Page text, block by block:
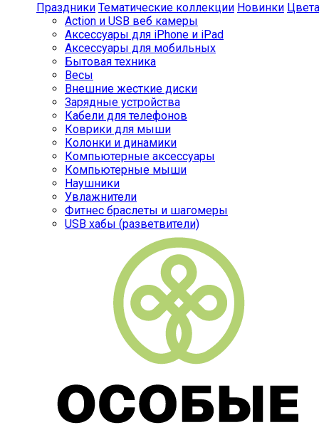
Праздники Тематические коллекции Новинки Цвета
Action и USB веб камеры
Аксессуары для iPhone и iPad
Аксессуары для мобильных
Бытовая техника
Весы
Внешние жесткие диски
Зарядные устройства
Кабели для телефонов
Коврики для мыши
Колонки и динамики
Компьютерные аксессуары
Компьютерные мыши
Наушники
Увлажнители
Фитнес браслеты и шагомеры
USB хабы (разветвители)